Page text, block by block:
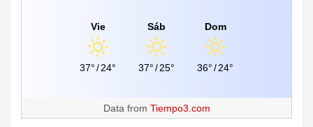
Vie
37°/24°
Sáb
37°/25°
Dom
36°/24°
Data from Tiempo3.com